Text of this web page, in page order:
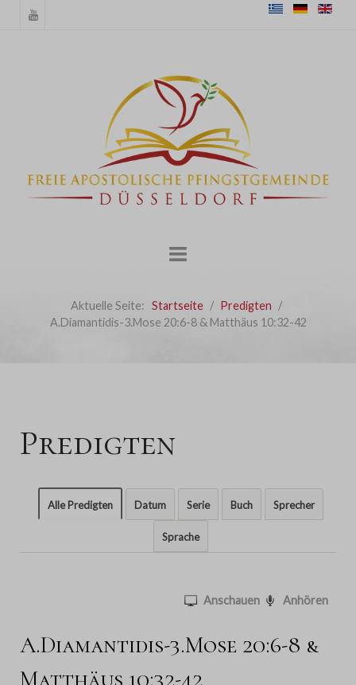
Aktuelle Seite: Startseite
Predigten
A.Diamantidis-3.Mose 20:6-8 & Matthäus 10:32-42
Predigten
Alle Predigten Datum Serie Buch Sprecher
Sprache
Anschauen Anhören
A.Diamantidis-3.Mose 20:6-8 &
Matthäus 10:32-42